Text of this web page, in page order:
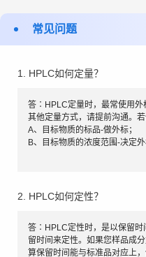
常见问题
1. HPLC如何定量？
答∶HPLC定量时，最常使用外
其他定量方式，请提前沟通。
A、目标物质的标品-做外标；
B、目标物质的浓度范围-决定外
2. HPLC如何定性？
答∶HPLC定性时，是以保留时
留时间来定性。如果您样品成
算保留时间能与标准品对应上